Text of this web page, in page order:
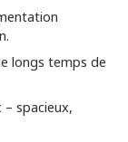
longs temps de
spacieux,